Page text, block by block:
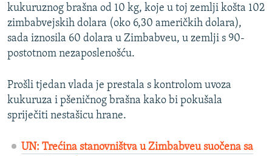
kukuruznog brašna od 10 kg, koje u toj zemlji košta 102
zimbabvejskih dolara (oko 6,30 američkih dolara),
sada iznosila 60 dolara u Zimbabveu, u zemlji s 90-
postotnom nezaposlenošću.
Prošli tjedan vlada je prestala s kontrolom uvoza
kukuruza i pšeničnog brašna kako bi pokušala
spriječiti nestašicu hrane.
UN: Trećina stanovništva u Zimbabveu suočena sa